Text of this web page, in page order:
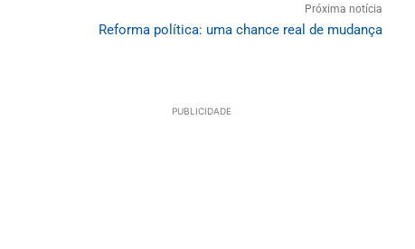
Próxima notícia
Reforma política: uma chance real de mudança
PUBLICIDADE